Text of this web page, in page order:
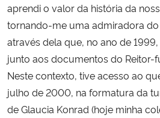
aprendi o valor da história da
tornando-me uma admiradora do
através dela que, no ano de
junto aos documentos do Reitor-
Neste contexto, tive acesso ao
julho de 2000, na formatura da
de Glaucia Konrad (hoje minha